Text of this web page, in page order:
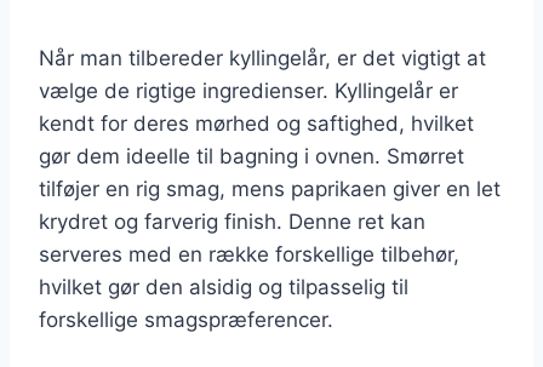
Når man tilbereder kyllingelår, er det vigtigt at
vælge de rigtige ingredienser. Kyllingelår er
kendt for deres mørhed og saftighed, hvilket
gør dem ideelle til bagning i ovnen. Smørret
tilføjer en rig smag, mens paprikaen giver en let
krydret og farverig finish. Denne ret kan
serveres med en række forskellige tilbehør,
hvilket gør den alsidig og tilpasselig til
forskellige smagspræferencer.